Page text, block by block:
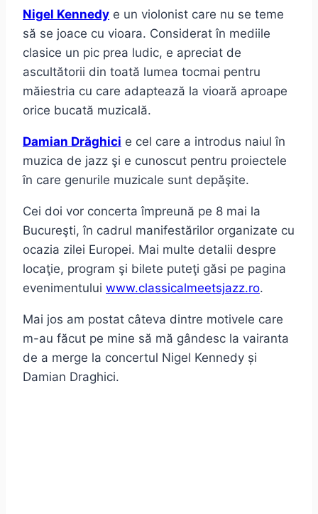
Nigel Kennedy e un violonist care nu se teme
să se joace cu vioara. Considerat în mediile
clasice un pic prea ludic, e apreciat de
ascultătorii din toată lumea tocmai pentru
măiestria cu care adaptează la vioară aproape
orice bucată muzicală.
Damian Drăghici e cel care a introdus naiul în
muzica de jazz şi e cunoscut pentru proiectele
în care genurile muzicale sunt depăşite.
Cei doi vor concerta împreună pe 8 mai la
Bucureşti, în cadrul manifestărilor organizate cu
ocazia zilei Europei. Mai multe detalii despre
locaţie, program şi bilete puteţi găsi pe pagina
evenimentului www.classicalmeetsjazz.ro.
Mai jos am postat câteva dintre motivele care
m-au făcut pe mine să mă gândesc la vairanta
de a merge la concertul Nigel Kennedy și
Damian Draghici.